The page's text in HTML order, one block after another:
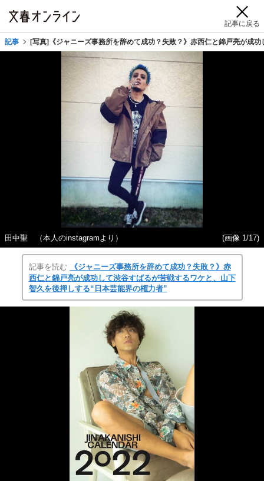
記事に戻る
記事 [写真]《ジャニーズ事務所を辞めて成功？失敗？》赤西仁と錦戸亮が成
田中聖 （本人のinstagramより） (画像 1/17)
記事を読む
《ジャニーズ事務所を辞めて成功？失敗？》赤
西仁と錦戸亮が成功して渋谷すばるが苦戦するワケと、山下
智久を後押しする“日本芸能界の権力者”